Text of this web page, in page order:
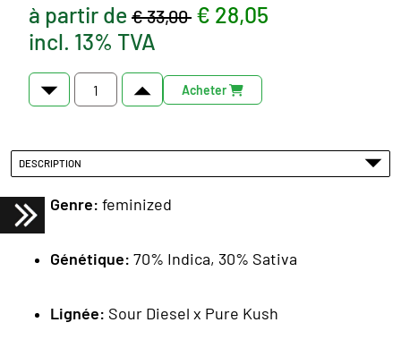
à partir de € 33,00 € 28,05
incl. 13% TVA
Acheter
DESCRIPTION
Genre: feminized
Génétique: 70% Indica, 30% Sativa
Lignée: Sour Diesel x Pure Kush